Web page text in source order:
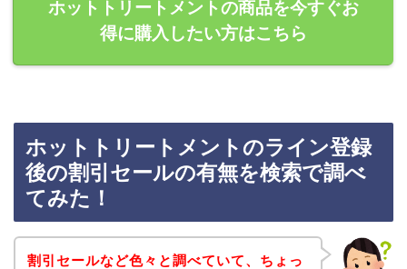
ホットトリートメントの商品を今すぐお
得に購入したい方はこちら
ホットトリートメントのライン登録
後の割引セールの有無を検索で調べ
てみた！
割引セールなど色々と調べていて、ちょっ